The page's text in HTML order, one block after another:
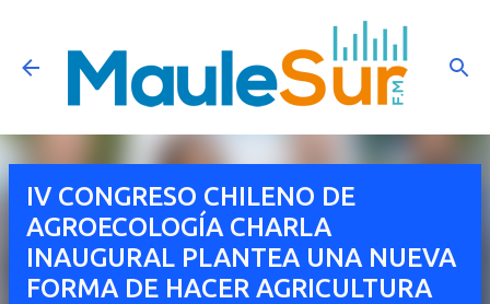
Ir al contenido principal
IV CONGRESO CHILENO DE
AGROECOLOGÍA CHARLA
INAUGURAL PLANTEA UNA NUEVA
FORMA DE HACER AGRICULTURA